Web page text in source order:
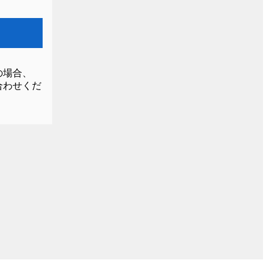
合、
わせくだ